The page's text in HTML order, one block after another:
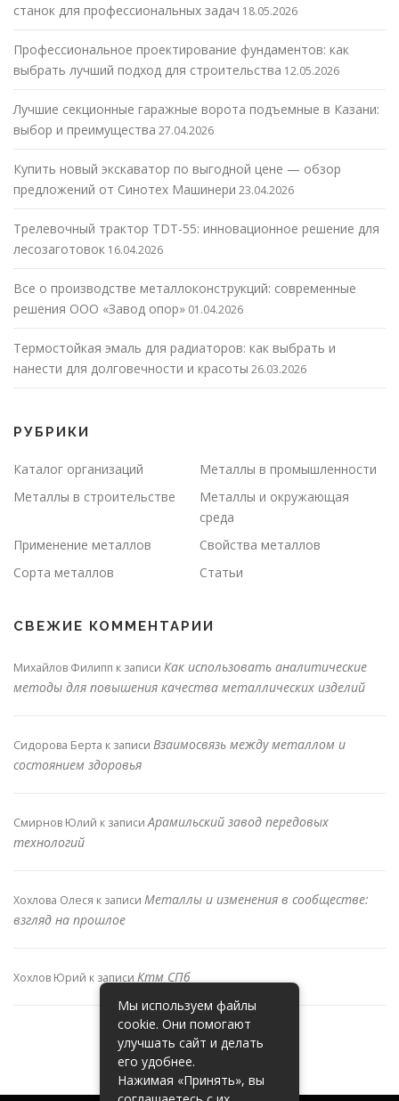
станок для профессиональных задач 18.05.2026
Профессиональное проектирование фундаментов: как
выбрать лучший подход для строительства 12.05.2026
Лучшие секционные гаражные ворота подъемные в Казани:
выбор и преимущества 27.04.2026
Купить новый экскаватор по выгодной цене — обзор
предложений от Синотех Машинери 23.04.2026
Трелевочный трактор TDT-55: инновационное решение для
лесозаготовок 16.04.2026
Все о производстве металлоконструкций: современные
решения ООО «Завод опор» 01.04.2026
Термостойкая эмаль для радиаторов: как выбрать и
нанести для долговечности и красоты 26.03.2026
РУБРИКИ
Каталог организаций
Металлы в промышленности
Металлы в строительстве
Металлы и окружающая
среда
Применение металлов
Свойства металлов
Сорта металлов
Статьи
СВЕЖИЕ КОММЕНТАРИИ
Михайлов Филипп к записи Как использовать аналитические
методы для повышения качества металлических изделий
Сидорова Берта к записи Взаимосвязь между металлом и
состоянием здоровья
Смирнов Юлий к записиАрамильский завод передовых
технологий
Хохлова Олеся к записи Металлы и изменения в сообществе:
взгляд на прошлое
Хохлов Юрий к записи Ктм СПб
Мы используем файлы
cookie. Они помогают
улучшать сайт и делать
его удобнее.
Нажимая «Принять», вы